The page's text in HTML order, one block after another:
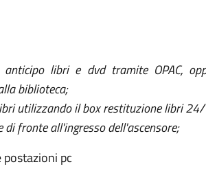
libri e dvd tramite OPAC,
biblioteca;
utilizzando il box restituzione libri
di fronte all'ingresso dell'ascensore;
pc